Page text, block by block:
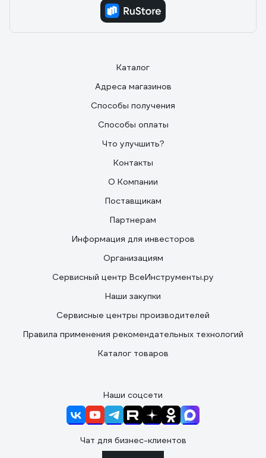
Каталог
Адреса магазинов
Способы получения
Способы оплаты
Что улучшить?
Контакты
О Компании
Поставщикам
Партнерам
Информация для инвесторов
Организациям
Сервисный центр ВсеИнструменты.ру
Наши закупки
Сервисные центры производителей
Правила применения рекомендательных технологий
Каталог товаров
Наши соцсети
Чат для бизнес-клиентов